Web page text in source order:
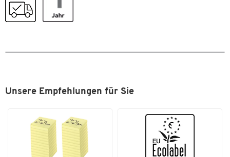
Farbe
Unsere Empfehlungen für Sie
Zum Zoomen doppeltippen